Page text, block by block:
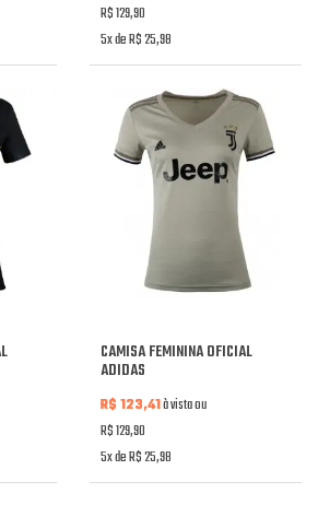
R$ 129,90
5x de R$ 25,98
CAMISA FEMININA OFICIAL
ADIDAS
R$ 123,41à vista ou
R$ 129,90
5x de R$ 25,98